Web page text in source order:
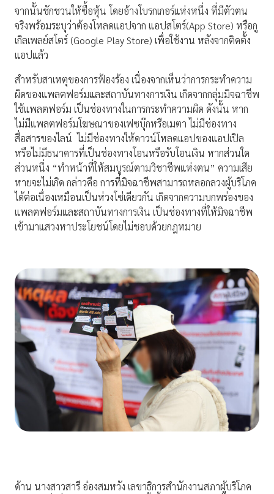
จากนั้นชักชวนให้ซื้อหุ้น โดยอ้างโบรกเกอร์แห่งหนึ่ง ที่มีตัวตน
จริงพร้อมระบุว่าต้องโหลดแอปจาก แอปสโตร์(App Store) หรือกู
เกิลเพลย์สโตร์ (Google Play Store) เพื่อใช้งาน หลังจากติดตั้ง
แอปแล้ว
สำหรับสาเหตุของการฟ้องร้อง เนื่องจากเห็นว่าการกระทำความ
ผิดของแพลตฟอร์มและสถาบันทางการเงิน เกิดจากกลุ่มมิจฉาชีพ
ใช้แพลตฟอร์ม เป็นช่องทางในการกระทำความผิด ดังนั้น หาก
ไม่มีแพลตฟอร์มโฆษณาของเฟซบุ๊กหรือเมตา ไม่มีช่องทาง
สื่อสารของไลน์ ไม่มีช่องทางให้ดาวน์โหลดแอปของแอปเปิล
หรือไม่มีธนาคารที่เป็นช่องทางโอนหรือรับโอนเงิน หากส่วนใด
ส่วนหนึ่ง “ทำหน้าที่ให้สมบูรณ์ตามวิชาชีพแห่งตน” ความเสีย
หายจะไม่เกิด กล่าวคือ การที่มิจฉาชีพสามารถหลอกลวงผู้บริโภค
ได้ต่อเนื่องเหมือนเป็นห่วงโซ่เดียวกัน เกิดจากความบกพร่องของ
แพลตฟอร์มและสถาบันทางการเงิน เป็นช่องทางที่ให้มิจฉาชีพ
เข้ามาแสวงหาประโยชน์โดยไม่ชอบด้วยกฎหมาย
ด้าน นางสาวสารี อ๋องสมหวัง เลขาธิการสำนักงานสภาผู้บริโภค